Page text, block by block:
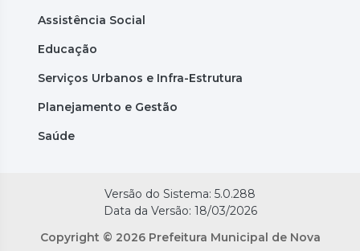
Assistência Social
Educação
Serviços Urbanos e Infra-Estrutura
Planejamento e Gestão
Saúde
Versão do Sistema: 5.0.288
Data da Versão: 18/03/2026
Copyright © 2026 Prefeitura Municipal de Nova